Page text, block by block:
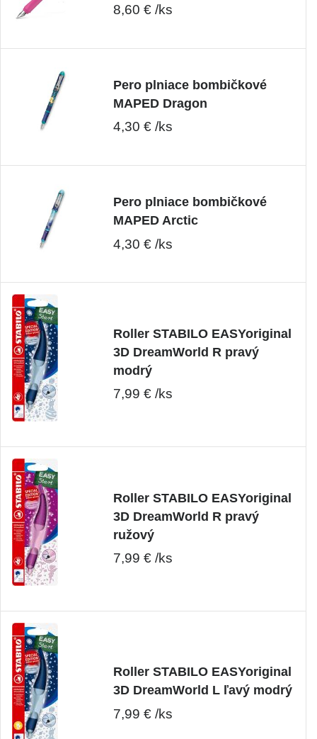
8,60 € /ks
Pero plniace bombičkové
MAPED Dragon
4,30 € /ks
Pero plniace bombičkové
MAPED Arctic
4,30 € /ks
Roller STABILO EASYoriginal
3D DreamWorld R pravý
modrý
7,99 € /ks
Roller STABILO EASYoriginal
3D DreamWorld R pravý
ružový
7,99 € /ks
Roller STABILO EASYoriginal
3D DreamWorld L ľavý modrý
7,99 € /ks